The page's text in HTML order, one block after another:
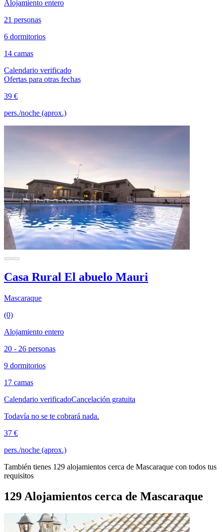
Alojamiento entero
21 personas
6 dormitorios
14 camas
Calendario verificado
Ofertas para otras fechas
39 €
pers./noche (aprox.)
Casa Rural El abuelo Mauri
Mascaraque
(0)
Alojamiento entero
20 - 26 personas
9 dormitorios
17 camas
Calendario verificadoCancelación gratuita
Todavía no se te cobrará nada.
37 €
pers./noche (aprox.)
También tienes 129 alojamientos cerca de Mascaraque con todos tus
requisitos
129 Alojamientos cerca de Mascaraque